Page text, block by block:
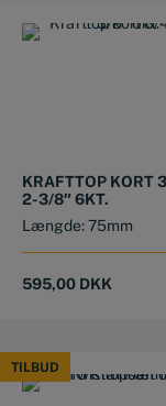
KRAFTTOP KORT
2-3/8″ 6KT.
Længde: 75mm
595,00 DKK
TILBUD
TILBUD